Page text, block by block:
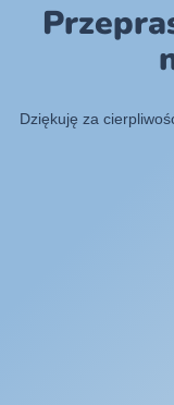
Dziękuję za